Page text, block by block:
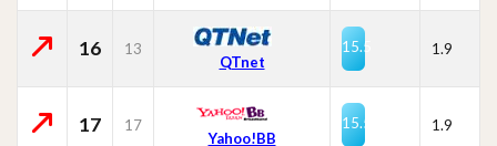
16 13
QTnet
15.5 1.9
17 17
Yahoo!BB
15.5 1.9